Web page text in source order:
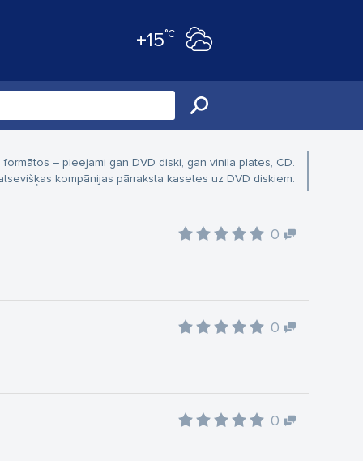
+15°C
– pieejami gan DVD diski, gan vinila plates, CD.
kompānijas pārraksta kasetes uz DVD diskiem.
0
0
0